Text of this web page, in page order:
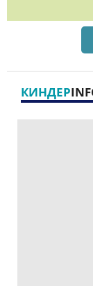
КИНДЕР